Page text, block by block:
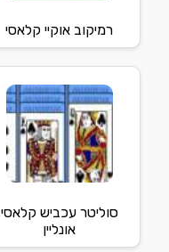
רמיקוב אוקיי קלאסי
סוליטר עכביש קלאסי
אונליין